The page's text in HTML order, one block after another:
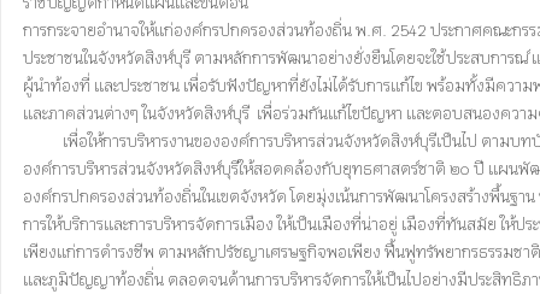
การกระจายอำนาจให้แก่องค์กรปกครองส่วนท้องถิ่น พ.ศ. 2542 ประกาศคณะกร
ประชาชนในจังหวัดสิงห์บุรี ตามหลักการพัฒนาอย่างยั่งยืนโดยจะใช้ประสบกา
ผู้นำท้องที่ และประชาชน เพื่อรับฟังปัญหาที่ยังไม่ได้รับการแก้ไข พร้อมทั้งมีคว
และภาคส่วนต่างๆ ในจังหวัดสิงห์บุรี  เพื่อร่วมกันแก้ไขปัญหา และตอบสนองควา
องค์การบริหารส่วนจังหวัดสิงห์บุรีให้สอดคล้องกับยุทธศาสตร์ชาติ ๒๐ ปี แผน
องค์กรปกครองส่วนท้องถิ่นในเขตจังหวัด โดยมุ่งเน้นการพัฒนาโครงสร้างพื้นฐา
การให้บริการและการบริหารจัดการเมือง ให้เป็นเมืองที่น่าอยู่ เมืองที่ทันสมัย ใ
เพียงแก่การดำรงชีพ ตามหลักปรัชญาเศรษฐกิจพอเพียง ฟื้นฟูทรัพยากรธรรมช